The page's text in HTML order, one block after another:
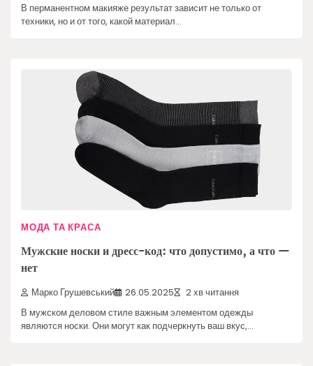
В перманентном макияже результат зависит не только от
техники, но и от того, какой материал…
МОДА ТА КРАСА
Мужские носки и дресс-код: что допустимо, а что —
нет
Марко Грушевський 26.05.2025 2 хв читання
В мужском деловом стиле важным элементом одежды
являются носки. Они могут как подчеркнуть ваш вкус,…